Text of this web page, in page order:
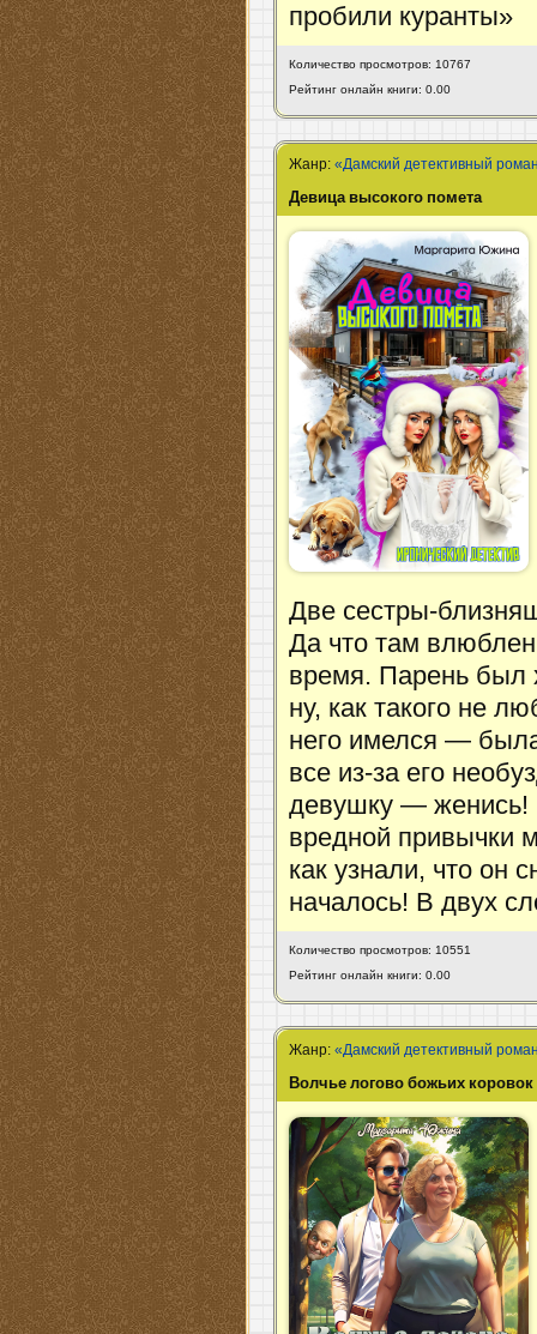
пробили куранты»
Количество просмотров: 10767
Рейтинг онлайн книги: 0.00
Жанр:«Дамский детективный
Девица высокого помета
Две сестры-
Да что там
время. Парень был
ну, как такого не
него имелся —
все из-за его
девушку — женись!
вредной привычки
как узнали, что он
началось! В двух
Количество просмотров: 10551
Рейтинг онлайн книги: 0.00
Жанр:«Дамский детективный
Волчье логово божьих коровок